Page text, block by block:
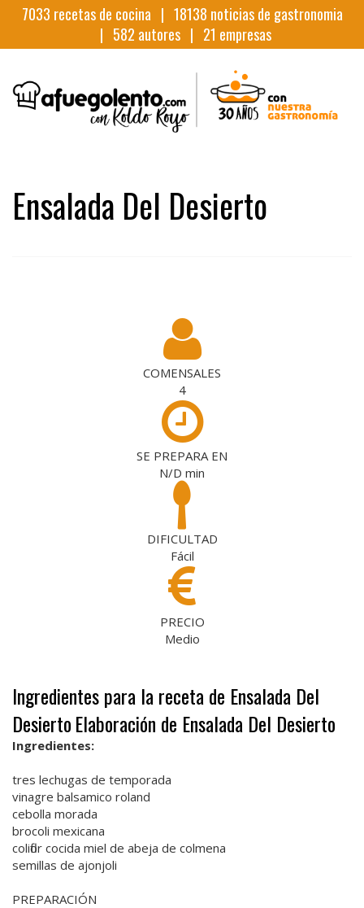
7033 recetas de cocina | 18138 noticias de gastronomia
| 582 autores | 21 empresas
Ensalada Del Desierto
COMENSALES
4
SE PREPARA EN
N/D min
DIFICULTAD
Fácil
PRECIO
Medio
Ingredientes para la receta de Ensalada Del
DesiertoElaboración de Ensalada Del Desierto
Ingredientes:
tres lechugas de temporada
vinagre balsamico roland
cebolla morada
brocoli mexicana
coliflor cocida miel de abeja de colmena
semillas de ajonjoli
PREPARACIÓN